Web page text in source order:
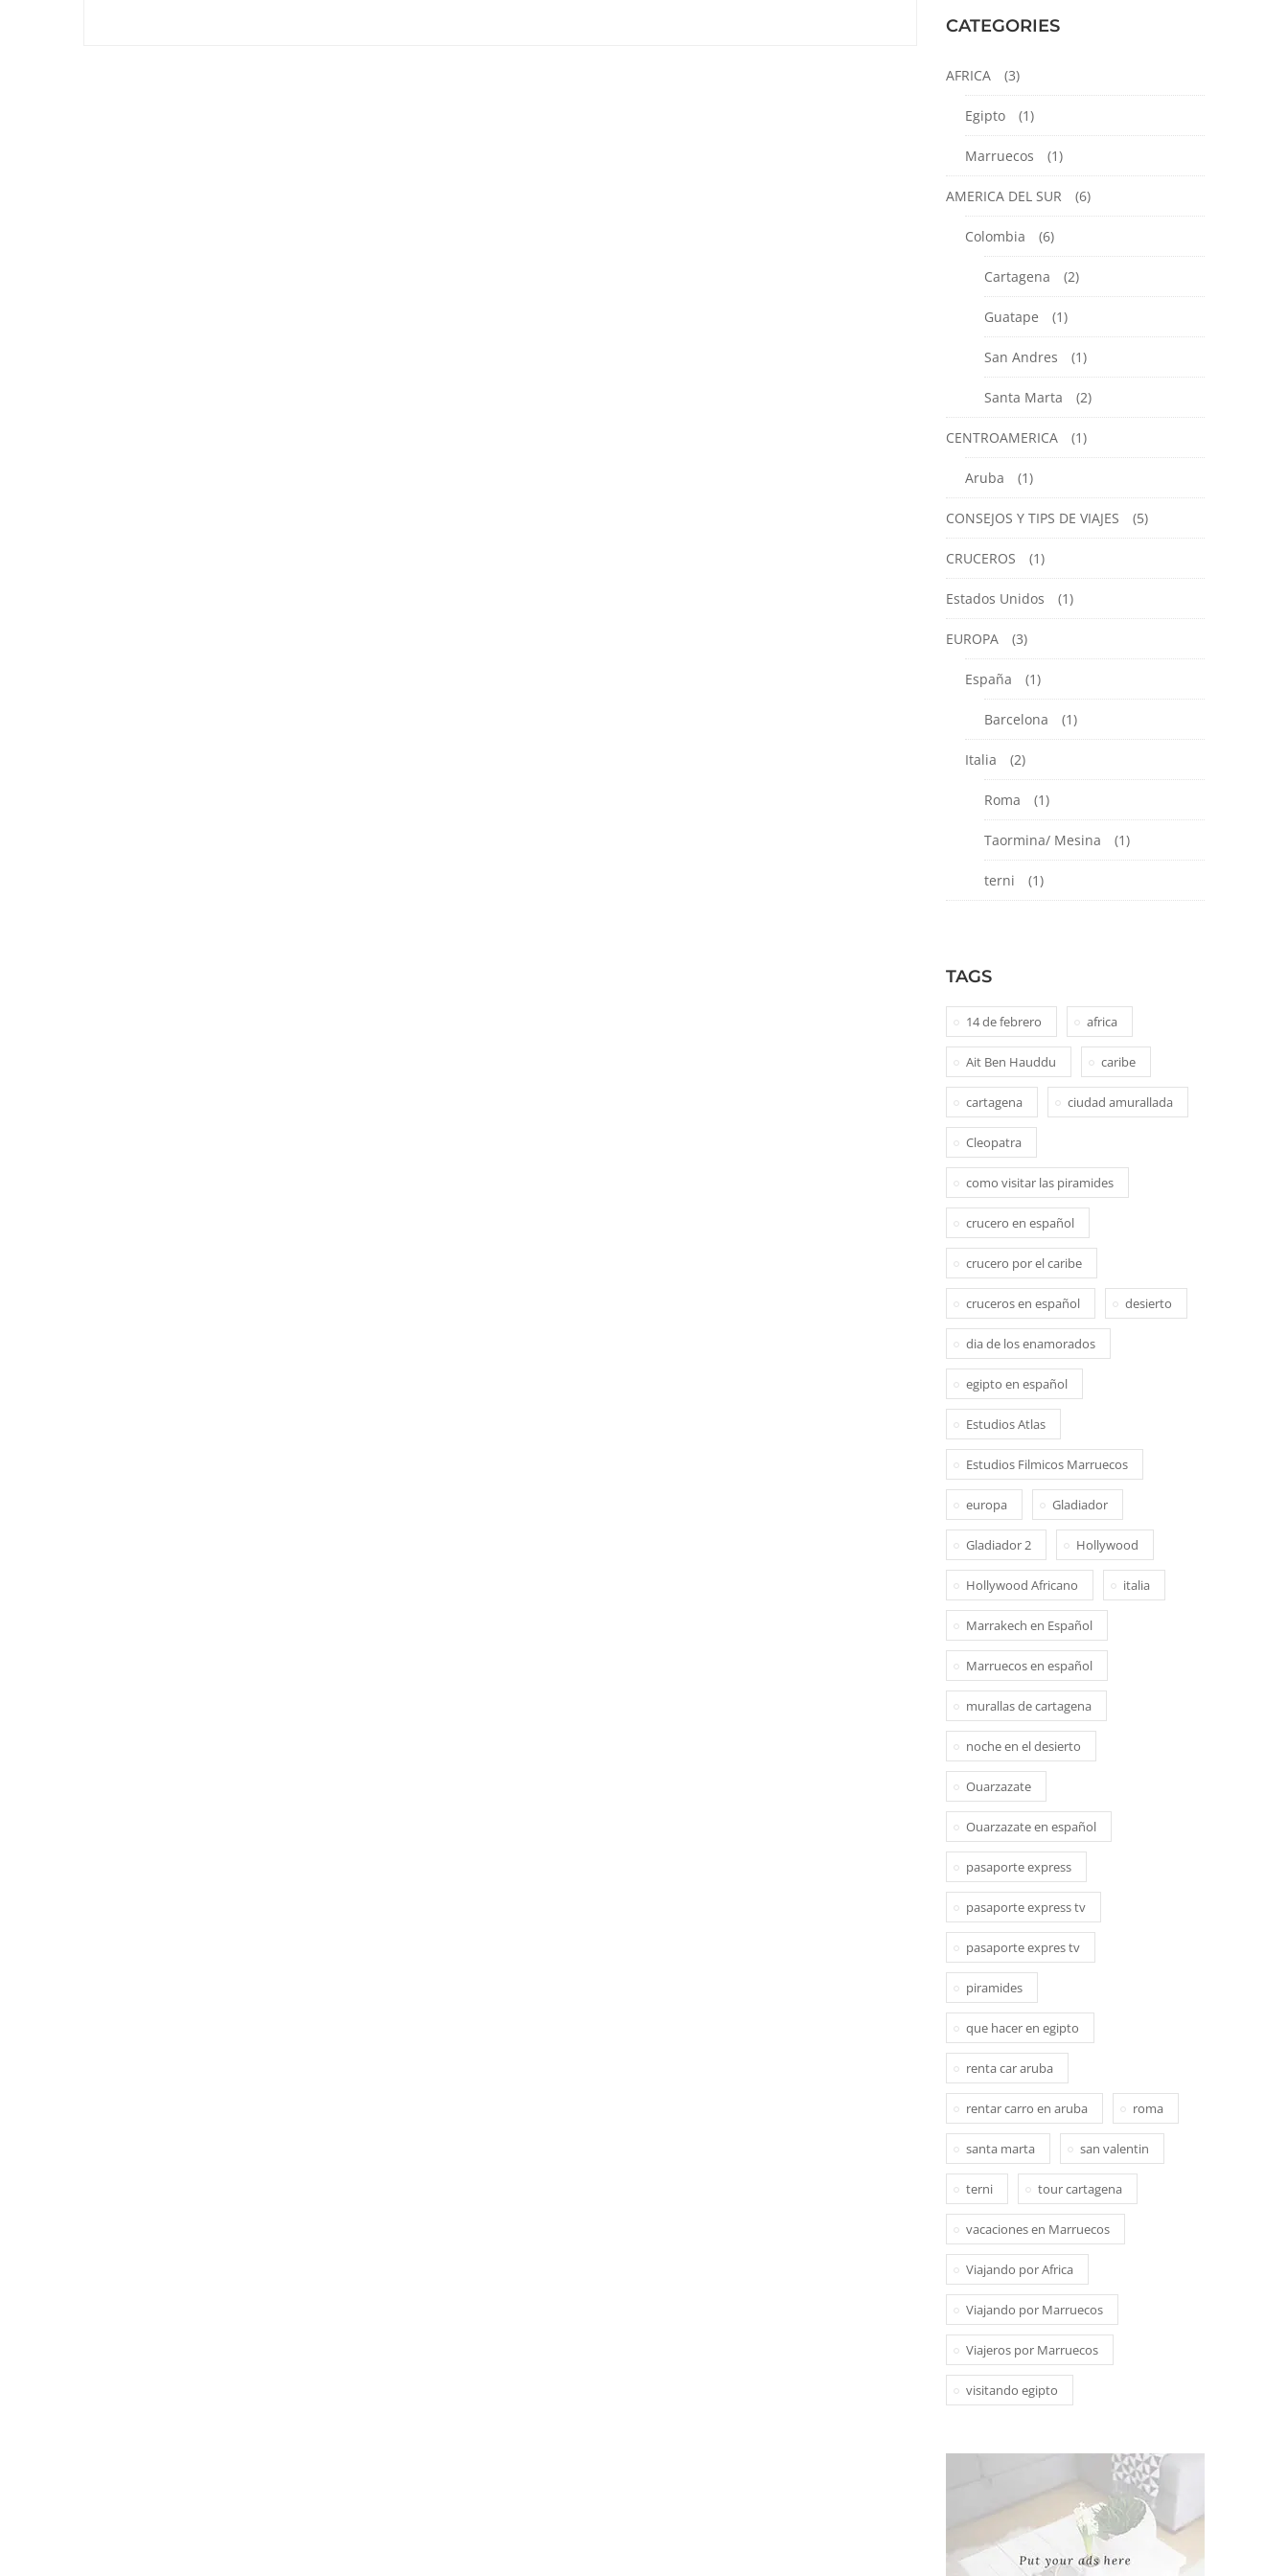
CATEGORIES
AFRICA (3)
Egipto (1)
Marruecos (1)
AMERICA DEL SUR (6)
Colombia (6)
Cartagena (2)
Guatape (1)
San Andres (1)
Santa Marta (2)
CENTROAMERICA (1)
Aruba (1)
CONSEJOS Y TIPS DE VIAJES (5)
CRUCEROS (1)
Estados Unidos (1)
EUROPA (3)
España (1)
Barcelona (1)
Italia (2)
Roma (1)
Taormina/ Mesina (1)
terni (1)
TAGS
14 de febrero africa
Ait Ben Hauddu caribe
cartagena ciudad amurallada
Cleopatra
como visitar las piramides
crucero en español
crucero por el caribe
cruceros en español desierto
dia de los enamorados
egipto en español
Estudios Atlas
Estudios Filmicos Marruecos
europa Gladiador
Gladiador 2 Hollywood
Hollywood Africano italia
Marrakech en Español
Marruecos en español
murallas de cartagena
noche en el desierto
Ouarzazate
Ouarzazate en español
pasaporte express
pasaporte express tv
pasaporte expres tv
piramides
que hacer en egipto
renta car aruba
rentar carro en aruba roma
santa marta san valentin
terni tour cartagena
vacaciones en Marruecos
Viajando por Africa
Viajando por Marruecos
Viajeros por Marruecos
visitando egipto